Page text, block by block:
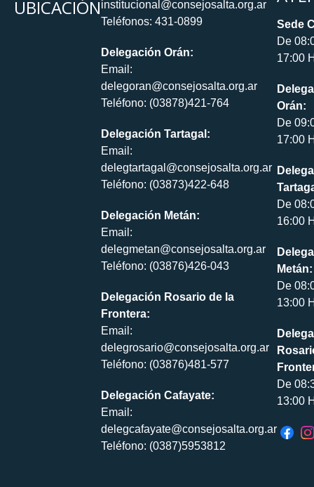
UBICACIÓNinstitucional@consejosalta.org.ar
Teléfonos: 431-0899
Delegación Orán:
Email:
delegoran@consejosalta.org.ar
Teléfono: (03878)421-764
Delegación Tartagal:
Email:
delegtartagal@consejosalta.org.ar
Teléfono: (03873)422-648
Delegación Metán:
Email:
delegmetan@consejosalta.org.ar
Teléfono: (03876)426-043
Delegación Rosario de la
Frontera:
Email:
delegrosario@consejosalta.org.ar
Teléfono: (03876)481-577
Delegación Cafayate:
Email:
delegcafayate@consejosalta.org.ar
Teléfono: (0387)5953812
Sede
De
17:00
Orán:
De
17:00
De
16:00
Metán:
De
13:00
De
13:00